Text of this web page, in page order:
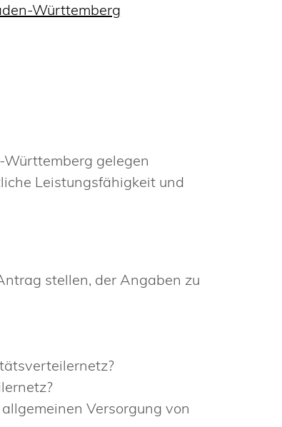
Württemberg
gelegen
Leistungsfähigkeit und
stellen, der Angaben zu
Versorgung von